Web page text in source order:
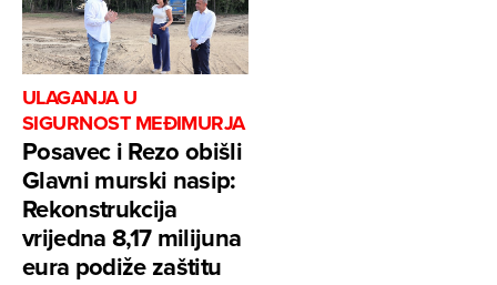
ULAGANJA U
SIGURNOST MEĐIMURJA
Posavec i Rezo obišli
Glavni murski nasip:
Rekonstrukcija
vrijedna 8,17 milijuna
eura podiže zaštitu